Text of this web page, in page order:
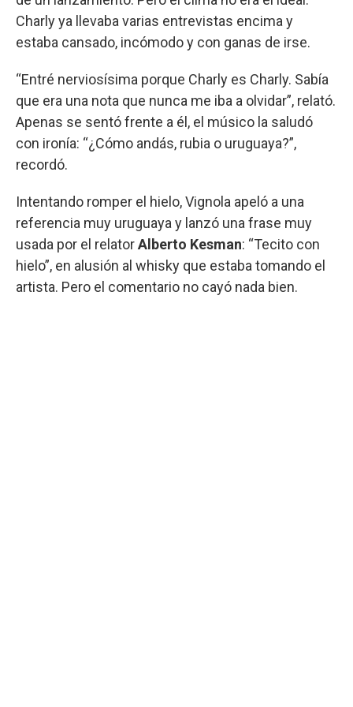
Charly ya llevaba varias entrevistas encima y
estaba cansado, incómodo y con ganas de irse.
“Entré nerviosísima porque Charly es Charly. Sabía
que era una nota que nunca me iba a olvidar”, relató.
Apenas se sentó frente a él, el músico la saludó
con ironía: “¿Cómo andás, rubia o uruguaya?”,
recordó.
Intentando romper el hielo, Vignola apeló a una
referencia muy uruguaya y lanzó una frase muy
usada por el relatorAlberto Kesman: “Tecito con
hielo”, en alusión al whisky que estaba tomando el
artista. Pero el comentario no cayó nada bien.